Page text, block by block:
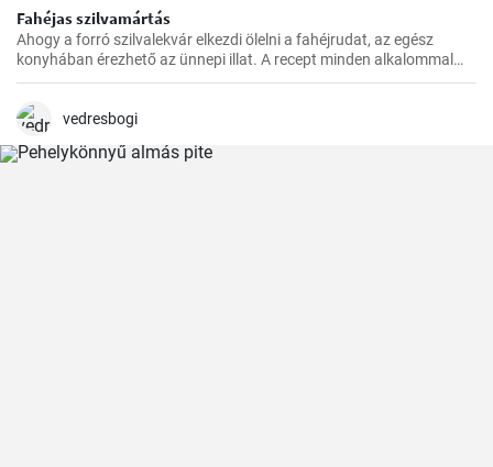
Fahéjas szilvamártás
Ahogy a forró szilvalekvár elkezdi ölelni a fahéjrudat, az egész
konyhában érezhető az ünnepi illat. A recept minden alkalommal
sikerül, és nagyon gyorsan elkészül. Családom és barátaim mindig
vedresbogi